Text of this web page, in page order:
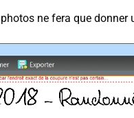
ne fera que